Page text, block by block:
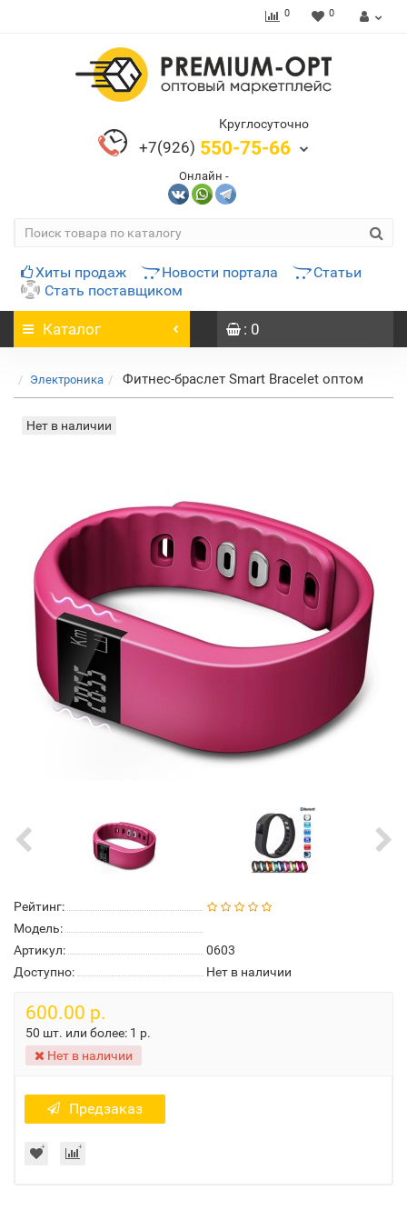
0 0
Круглосуточно
+7(926) 550-75-66
Онлайн -
Хиты продаж Новости портала
Статьи
Стать поставщиком
Каталог : 0
Электроника Фитнес-браслет Smart Bracelet оптом
Нет в наличии
Рейтинг:
Модель:
Артикул:
0603
Доступно:
Нет в наличии
600.00 р.
50 шт. или более: 1 р.
Нет в наличии
Предзаказ